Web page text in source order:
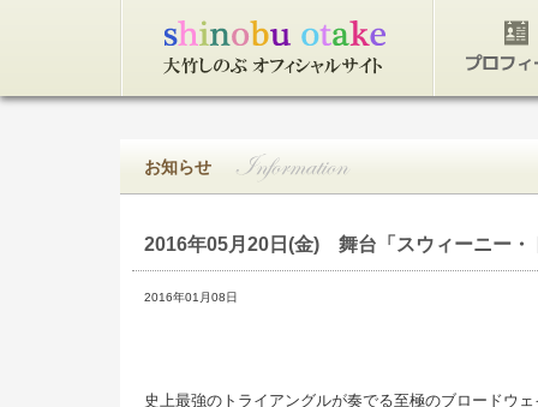
お知らせ
2016年05月20日(金) 舞台「スウィーニー・
2016年01月08日
史上最強のトライアングルが奏でる至極のブロードウ